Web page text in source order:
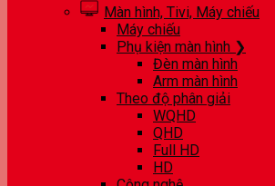
Màn hình, Tivi, Máy chiếu
Máy chiếu
Phụ kiện màn hình ❯
Đèn màn hình
Arm màn hình
Theo độ phân giải
WQHD
QHD
Full HD
HD